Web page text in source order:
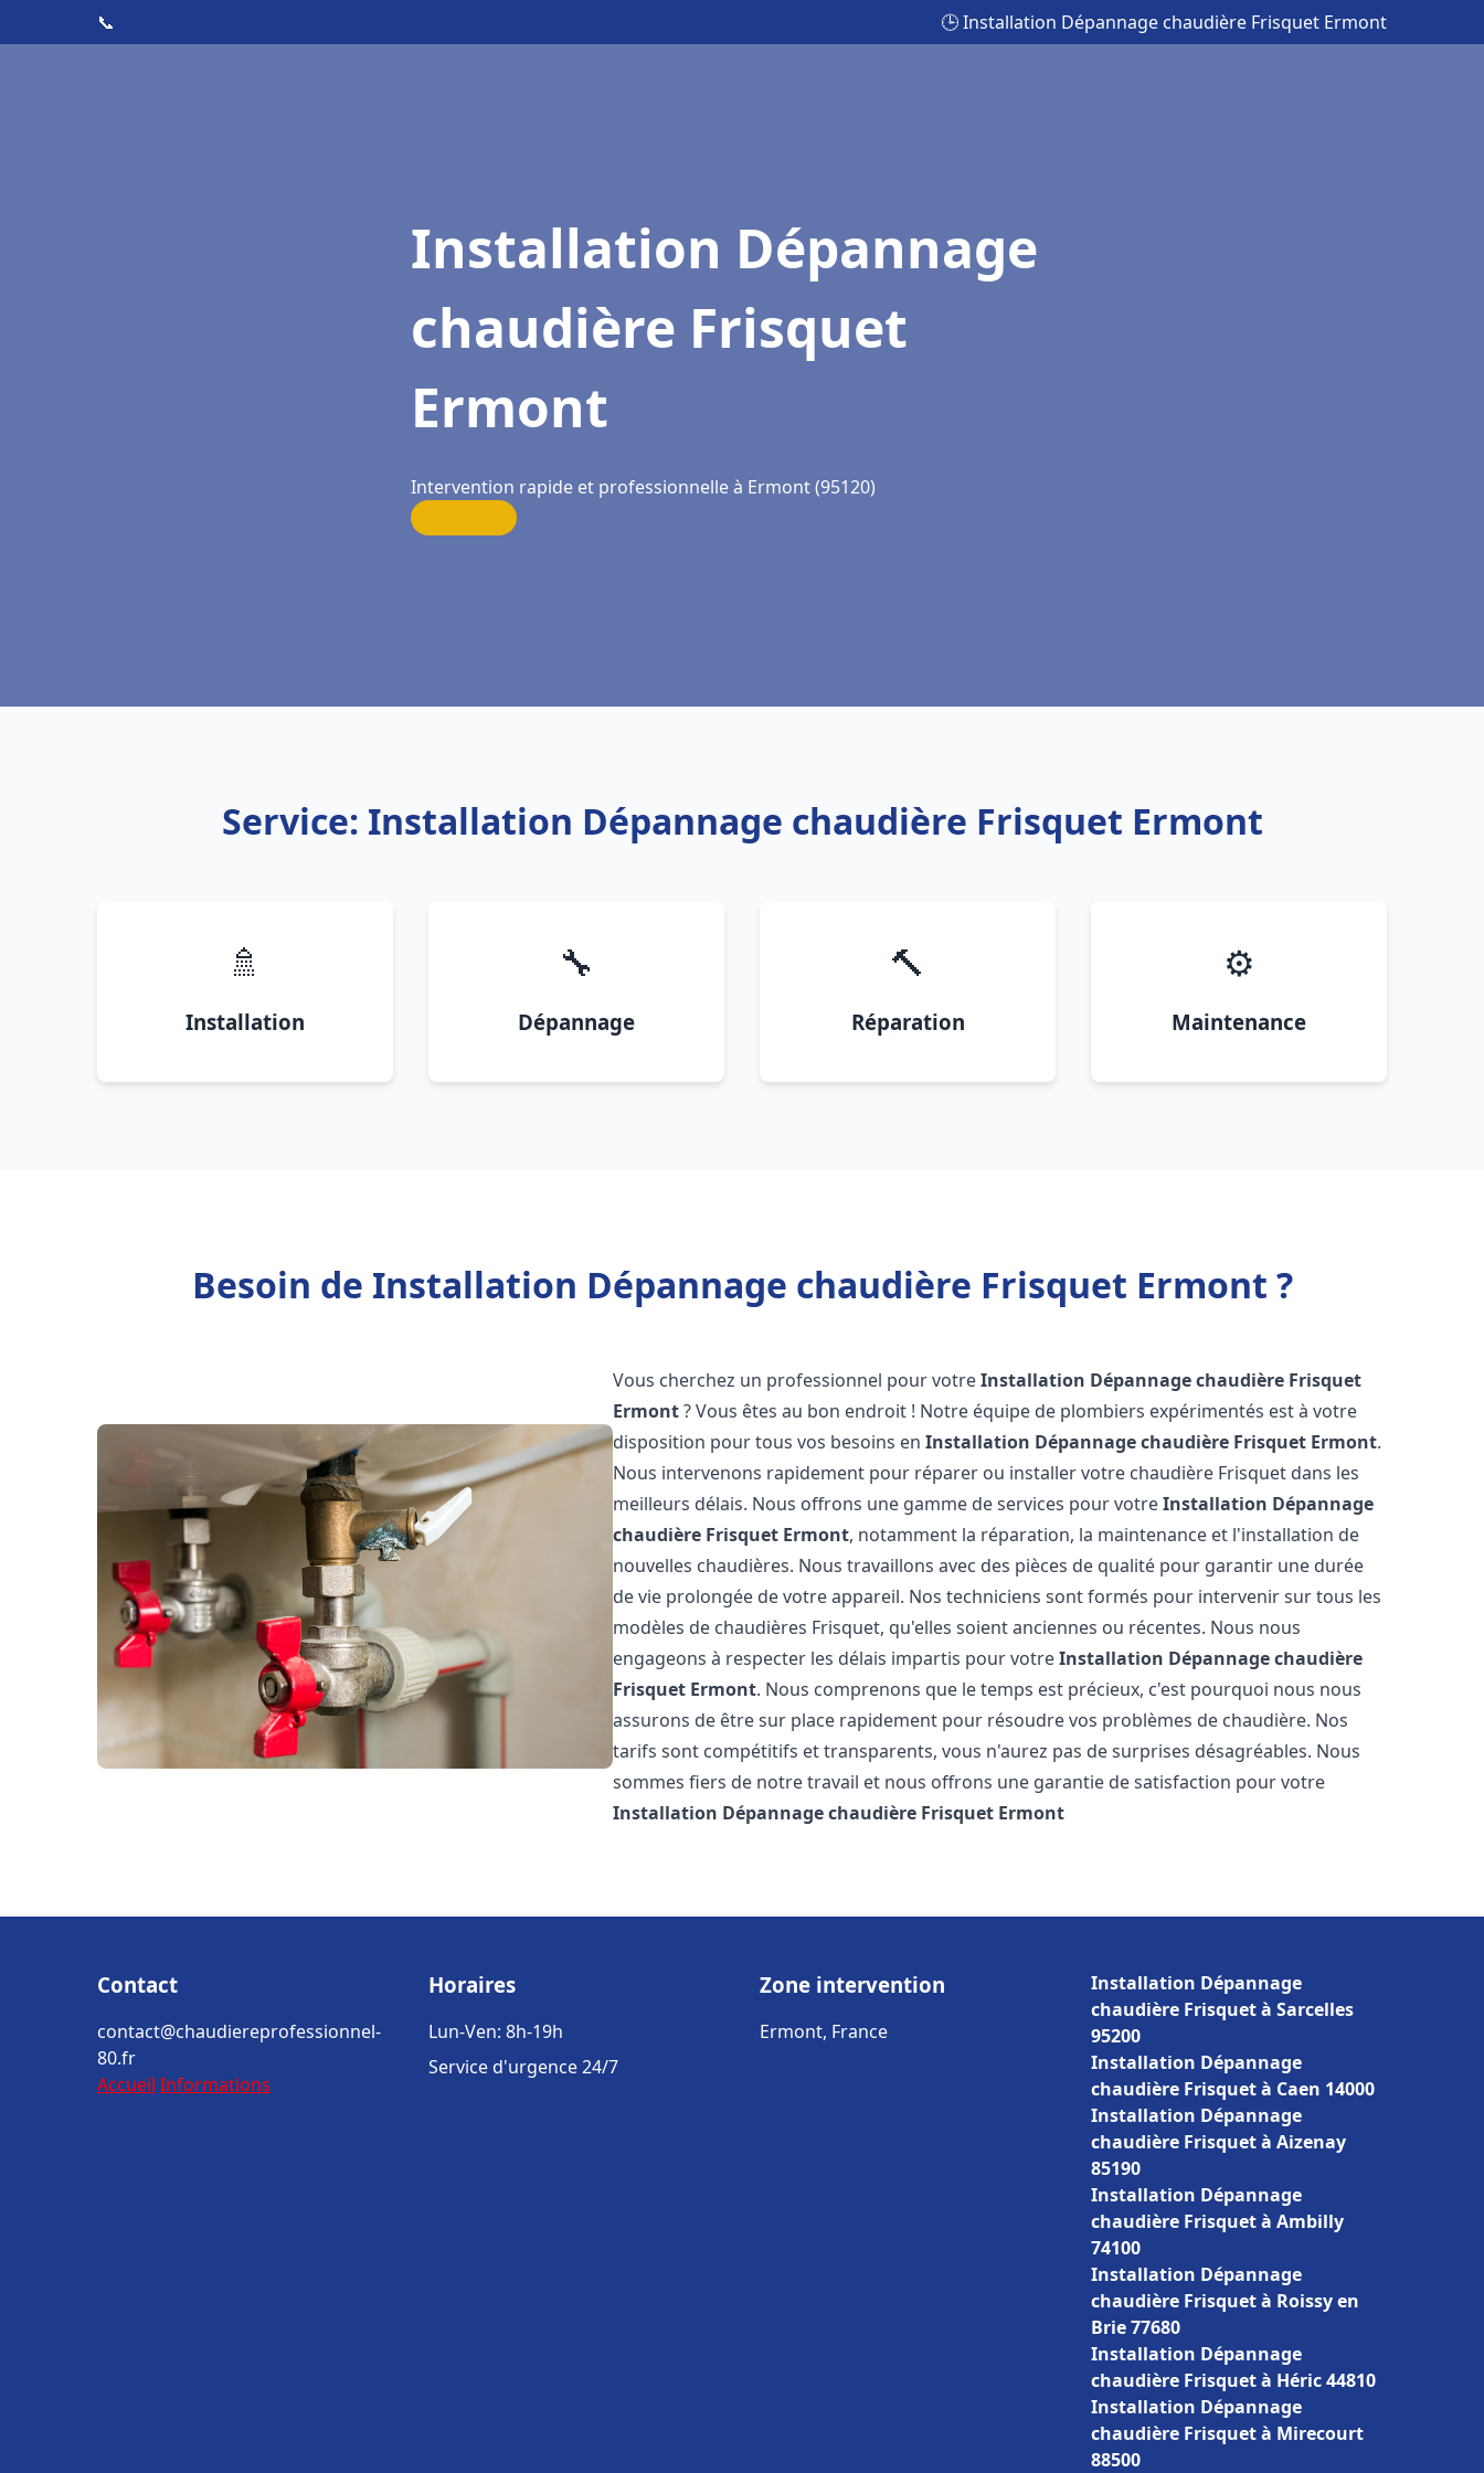
📞 🕒 Installation Dépannage chaudière Frisquet Ermont
Installation Dépannage
chaudière Frisquet
Ermont
Intervention rapide et professionnelle à Ermont (95120)
Service: Installation Dépannage chaudière Frisquet Ermont
🚿
Installation
🔧
Dépannage
🔨
Réparation
⚙️
Maintenance
Besoin de Installation Dépannage chaudière Frisquet Ermont ?
Vous cherchez un professionnel pour votreInstallation Dépannage chaudière Frisquet
Ermont? Vous êtes au bon endroit ! Notre équipe de plombiers expérimentés est à votre
disposition pour tous vos besoins enInstallation Dépannage chaudière Frisquet Ermont.
Nous intervenons rapidement pour réparer ou installer votre chaudière Frisquet dans les
meilleurs délais. Nous offrons une gamme de services pour votreInstallation Dépannage
chaudière Frisquet Ermont, notamment la réparation, la maintenance et l'installation de
nouvelles chaudières. Nous travaillons avec des pièces de qualité pour garantir une durée
de vie prolongée de votre appareil. Nos techniciens sont formés pour intervenir sur tous les
modèles de chaudières Frisquet, qu'elles soient anciennes ou récentes. Nous nous
engageons à respecter les délais impartis pour votreInstallation Dépannage chaudière
Frisquet Ermont. Nous comprenons que le temps est précieux, c'est pourquoi nous nous
assurons de être sur place rapidement pour résoudre vos problèmes de chaudière. Nos
tarifs sont compétitifs et transparents, vous n'aurez pas de surprises désagréables. Nous
sommes fiers de notre travail et nous offrons une garantie de satisfaction pour votre
Installation Dépannage chaudière Frisquet Ermont
Contact
contact@chaudiereprofessionnel-
80.fr
Accueil Informations
Horaires
Lun-Ven: 8h-19h
Service d'urgence 24/7
Zone intervention
Ermont, France
Installation Dépannage
chaudière Frisquet à Sarcelles
95200
Installation Dépannage
chaudière Frisquet à Caen 14000
Installation Dépannage
chaudière Frisquet à Aizenay
85190
Installation Dépannage
chaudière Frisquet à Ambilly
74100
Installation Dépannage
chaudière Frisquet à Roissy en
Brie 77680
Installation Dépannage
chaudière Frisquet à Héric 44810
Installation Dépannage
chaudière Frisquet à Mirecourt
88500